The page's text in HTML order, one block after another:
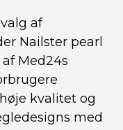
af
Nailster pearl
Med24s
kvalitet og
med